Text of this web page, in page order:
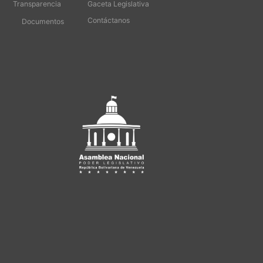
Transparencia
Documentos
Gaceta Legislativa
Contáctanos